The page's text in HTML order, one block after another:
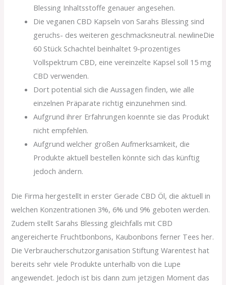
Blessing Inhaltsstoffe genauer angesehen.
Die veganen CBD Kapseln von Sarahs Blessing sind
geruchs- des weiteren geschmacksneutral. newlineDie
60 Stück Schachtel beinhaltet 9-prozentiges
Vollspektrum CBD, eine vereinzelte Kapsel soll 15 mg
CBD verwenden.
Dort potential sich die Aussagen finden, wie alle
einzelnen Präparate richtig einzunehmen sind.
Aufgrund ihrer Erfahrungen koennte sie das Produkt
nicht empfehlen.
Aufgrund welcher großen Aufmerksamkeit, die
Produkte aktuell bestellen könnte sich das künftig
jedoch ändern.
Die Firma hergestellt in erster Gerade CBD Öl, die aktuell in
welchen Konzentrationen 3%, 6% und 9% geboten werden.
Zudem stellt Sarahs Blessing gleichfalls mit CBD
angereicherte Fruchtbonbons, Kaubonbons ferner Tees her.
Die Verbraucherschutzorganisation Stiftung Warentest hat
bereits sehr viele Produkte unterhalb von die Lupe
angewendet. Jedoch ist bis dann zum jetzigen Moment das